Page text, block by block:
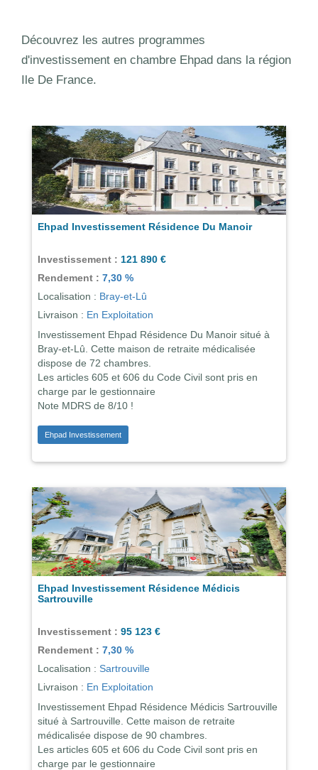
Découvrez les autres programmes
d'investissement en chambre Ehpad dans la région
Ile De France.
Ehpad Investissement Résidence Du Manoir
Investissement : 121 890 €
Rendement : 7,30 %
Localisation : Bray-et-Lû
Livraison : En Exploitation
Investissement Ehpad Résidence Du Manoir situé à
Bray-et-Lû. Cette maison de retraite médicalisée
dispose de 72 chambres.
Les articles 605 et 606 du Code Civil sont pris en
charge par le gestionnaire
Note MDRS de 8/10 !
Ehpad Investissement
Ehpad Investissement Résidence Médicis
Sartrouville
Investissement : 95 123 €
Rendement : 7,30 %
Localisation : Sartrouville
Livraison : En Exploitation
Investissement Ehpad Résidence Médicis Sartrouville
situé à Sartrouville. Cette maison de retraite
médicalisée dispose de 90 chambres.
Les articles 605 et 606 du Code Civil sont pris en
charge par le gestionnaire